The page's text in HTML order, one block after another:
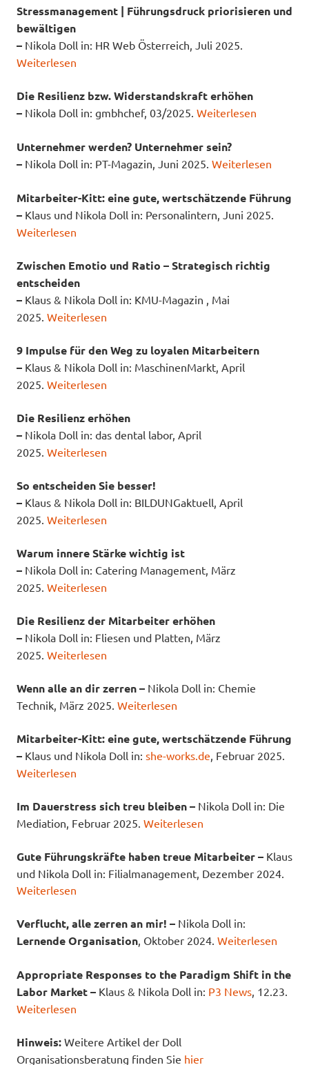
Stressmanagement | Führungsdruck priorisieren und
bewältigen
– Nikola Doll in: HR Web Österreich, Juli 2025.
Weiterlesen
Die Resilienz bzw. Widerstandskraft erhöhen
– Nikola Doll in: gmbhchef, 03/2025. Weiterlesen
Unternehmer werden? Unternehmer sein?
– Nikola Doll in: PT-Magazin, Juni 2025. Weiterlesen
Mitarbeiter-Kitt: eine gute, wertschätzende Führung
– Klaus und Nikola Doll in: Personalintern, Juni 2025.
Weiterlesen
Zwischen Emotio und Ratio – Strategisch richtig
entscheiden
– Klaus & Nikola Doll in: KMU-Magazin , Mai
2025. Weiterlesen
9 Impulse für den Weg zu loyalen Mitarbeitern
– Klaus & Nikola Doll in: MaschinenMarkt, April
2025. Weiterlesen
Die Resilienz erhöhen
– Nikola Doll in: das dental labor, April
2025. Weiterlesen
So entscheiden Sie besser!
– Klaus & Nikola Doll in: BILDUNGaktuell, April
2025. Weiterlesen
Warum innere Stärke wichtig ist
– Nikola Doll in: Catering Management, März
2025. Weiterlesen
Die Resilienz der Mitarbeiter erhöhen
– Nikola Doll in: Fliesen und Platten, März
2025. Weiterlesen
Wenn alle an dir zerren – Nikola Doll in: Chemie
Technik, März 2025. Weiterlesen
Mitarbeiter-Kitt: eine gute, wertschätzende Führung
– Klaus und Nikola Doll in: she-works.de , Februar 2025.
Weiterlesen
Im Dauerstress sich treu bleiben – Nikola Doll in: Die
Mediation, Februar 2025. Weiterlesen
Gute Führungskräfte haben treue Mitarbeiter – Klaus
und Nikola Doll in: Filialmanagement, Dezember 2024.
Weiterlesen
Verflucht, alle zerren an mir! – Nikola Doll in:
Lernende Organisation , Oktober 2024. Weiterlesen
Appropriate Responses to the Paradigm Shift in the
Labor Market – Klaus & Nikola Doll in: P3 News , 12.23.
Weiterlesen
Hinweis: Weitere Artikel der Doll
Organisationsberatung finden Sie hier